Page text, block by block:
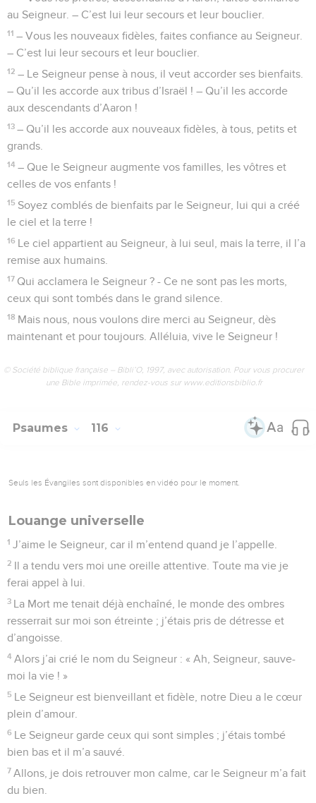
au Seigneur. – C’est lui leur secours et leur bouclier.
11 – Vous les nouveaux fidèles, faites confiance au Seigneur.
– C’est lui leur secours et leur bouclier.
12 – Le Seigneur pense à nous, il veut accorder ses bienfaits.
– Qu’il les accorde aux tribus d’Israël ! – Qu’il les accorde
aux descendants d’Aaron !
13 – Qu’il les accorde aux nouveaux fidèles, à tous, petits et
grands.
14 – Que le Seigneur augmente vos familles, les vôtres et
celles de vos enfants !
15 Soyez comblés de bienfaits par le Seigneur, lui qui a créé
le ciel et la terre !
16 Le ciel appartient au Seigneur, à lui seul, mais la terre, il l’a
remise aux humains.
17 Qui acclamera le Seigneur ? - Ce ne sont pas les morts,
ceux qui sont tombés dans le grand silence.
18 Mais nous, nous voulons dire merci au Seigneur, dès
maintenant et pour toujours. Alléluia, vive le Seigneur !
© Société biblique française – Bibli’O, 1997, avec autorisation. Pour vous procurer
une Bible imprimée, rendez-vous sur www.editionsbiblio.fr
Psaumes 116
Seuls les Évangiles sont disponibles en vidéo pour le moment.
Louange universelle
1 J’aime le Seigneur, car il m’entend quand je l’appelle.
2 Il a tendu vers moi une oreille attentive. Toute ma vie je
ferai appel à lui.
3 La Mort me tenait déjà enchaîné, le monde des ombres
resserrait sur moi son étreinte ; j’étais pris de détresse et
d’angoisse.
4 Alors j’ai crié le nom du Seigneur : « Ah, Seigneur, sauve-
moi la vie ! »
5 Le Seigneur est bienveillant et fidèle, notre Dieu a le cœur
plein d’amour.
6 Le Seigneur garde ceux qui sont simples ; j’étais tombé
bien bas et il m’a sauvé.
7 Allons, je dois retrouver mon calme, car le Seigneur m’a fait
du bien.